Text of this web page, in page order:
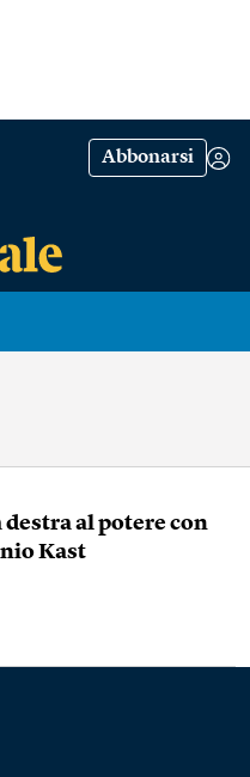
Abbonarsi
destra al potere con
Kast